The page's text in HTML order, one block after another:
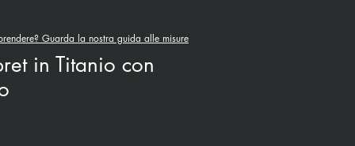
in Titanio con
Guarda la nostra guida alle misure